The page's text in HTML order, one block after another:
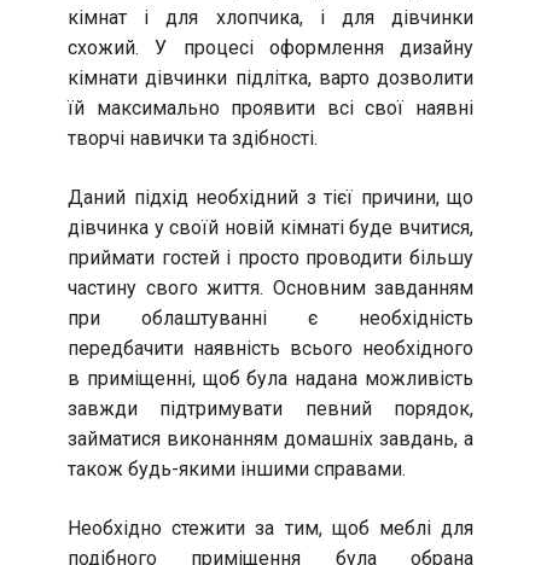
кімнат і для хлопчика, і для дівчинки
схожий. У процесі оформлення дизайну
кімнати дівчинки підлітка, варто дозволити
їй максимально проявити всі свої наявні
творчі навички та здібності.
Даний підхід необхідний з тієї причини, що
дівчинка у своїй новій кімнаті буде вчитися,
приймати гостей і просто проводити більшу
частину свого життя. Основним завданням
при облаштуванні є необхідність
передбачити наявність всього необхідного
в приміщенні, щоб була надана можливість
завжди підтримувати певний порядок,
займатися виконанням домашніх завдань, а
також будь-якими іншими справами.
Необхідно стежити за тим, щоб меблі для
подібного приміщення була обрана